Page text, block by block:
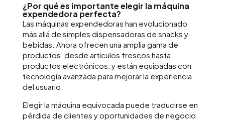
¿Por qué es importante elegir la máquina
expendedora perfecta?
Las máquinas expendedoras han evolucionado
más allá de simples dispensadoras de snacks y
bebidas. Ahora ofrecen una amplia gama de
productos, desde artículos frescos hasta
productos electrónicos, y están equipadas con
tecnología avanzada para mejorar la experiencia
del usuario.
Elegir la máquina equivocada puede traducirse en
pérdida de clientes y oportunidades de negocio.